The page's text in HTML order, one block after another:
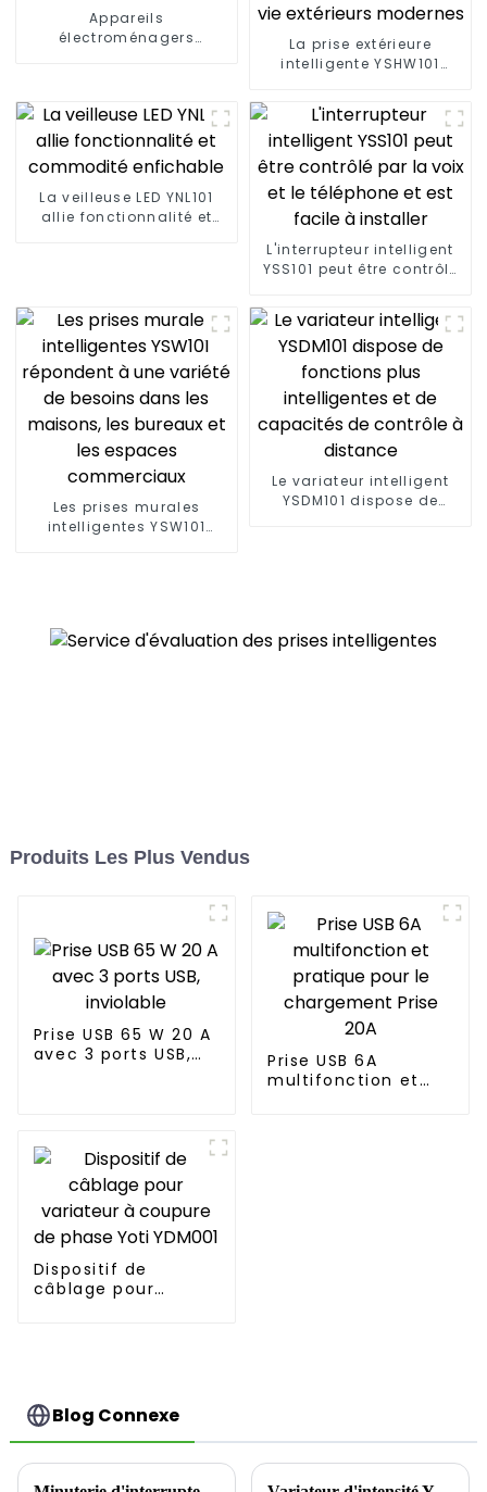
Appareils
électroménagers
La prise extérieure
intelligente YSHW101
besoins des espaces de
vie extérieurs modernes
La veilleuse LED YNL101
allie fonctionnalité et
L'interrupteur intelligent
YSS101 peut être contrôlé
Les prises murales
intelligentes YSW101
Le variateur intelligent
YSDM101 dispose de
Produits Les Plus Vendus
Prise USB 65 W 20 A
avec 3 ports USB,
Prise USB 6A
multifonction et
Dispositif de
câblage pour
Blog Connexe